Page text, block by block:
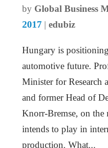
by Global Business
2017| edubiz
Hungary is
automotive future.
Minister for Research
and former Head of
Knorr-Bremse, on the
intends to play in
production. What...